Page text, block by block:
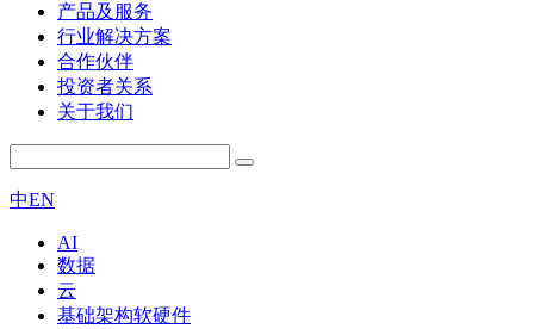
产品及服务
行业解决方案
合作伙伴
投资者关系
关于我们
中EN
AI
数据
云
基础架构软硬件